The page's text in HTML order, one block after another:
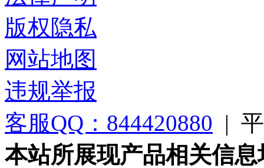
版权隐私
网站地图
违规举报
客服QQ：844420880 |
本站所展现产品相关信